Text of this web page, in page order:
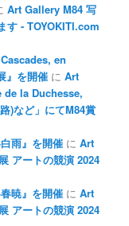
Art Gallery M84 写
す - TOYOKITI.com
en
』を開催 にArt
de la Duchesse,
)など」にてM84賞
雨』を開催 にArt
アートの競演 2024
暁』を開催 にArt
アートの競演 2024